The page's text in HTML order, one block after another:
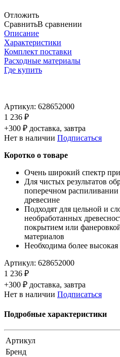
Отложить
СравнитьВ сравнении
Описание
Характеристики
Комплект поставки
Расходные материалы
Где купить
Артикул: 628652000
1 236 ₽
+300 ₽ доставка, завтра
Нет в наличии Подписаться
Коротко о товаре
Очень широкий спектр
Для чистых результатов
поперечном распиливании
древесине
Подходят для цельной и
необработанных
покрытием или
материалов
Необходима более
Артикул: 628652000
1 236 ₽
+300 ₽ доставка, завтра
Нет в наличии Подписаться
Подробные характеристики
Артикул
Бренд